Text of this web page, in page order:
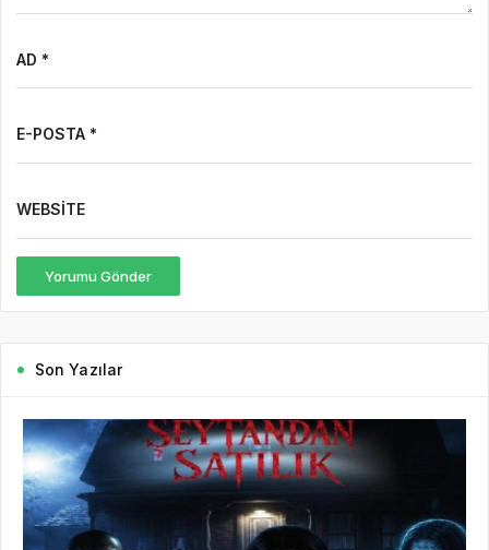
AD *
E-POSTA *
WEBSITE
Yorumu Gönder
Son Yazılar